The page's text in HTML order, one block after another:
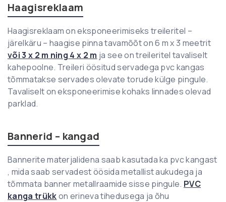
Haagisreklaam
Haagisreklaam on eksponeerimiseks treileritel –
järelkäru – haagise pinna tavamõõt on 6 m x 3 meetrit
või 3 x 2 m ning 4 x 2 m ja see on treileritel tavaliselt
kahepoolne. Treileri öösitud servadega pvc kangas
tõmmatakse servades olevate torude külge pingule.
Tavaliselt on eksponeerimise kohaks linnades olevad
parklad.
Bannerid – kangad
Bannerite materjalidena saab kasutada ka pvc kangast
, mida saab servadest öösida metallist aukudega ja
tõmmata banner metallraamide sisse pingule. PVC
kanga trükkon erineva tihedusega ja õhu